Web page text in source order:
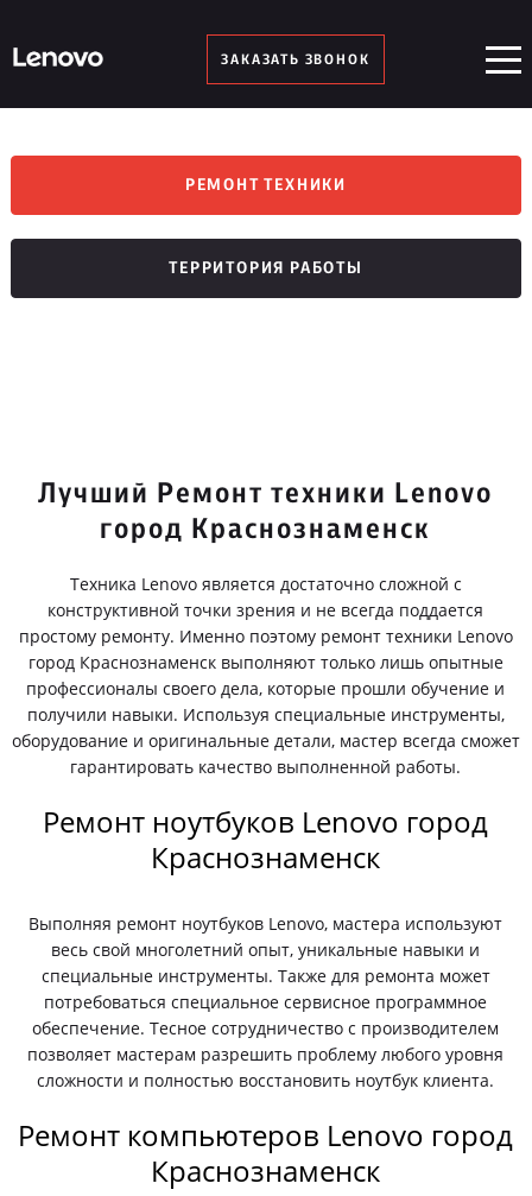
ЗАКАЗАТЬ ЗВОНОК
РЕМОНТ ТЕХНИКИ
ТЕРРИТОРИЯ РАБОТЫ
Лучший Ремонт техники Lenovo
город Краснознаменск
Техника Lenovo является достаточно сложной с
конструктивной точки зрения и не всегда поддается
простому ремонту. Именно поэтому ремонт техники Lenovo
город Краснознаменск выполняют только лишь опытные
профессионалы своего дела, которые прошли обучение и
получили навыки. Используя специальные инструменты,
оборудование и оригинальные детали, мастер всегда сможет
гарантировать качество выполненной работы.
Ремонт ноутбуков Lenovo город
Краснознаменск
Выполняя ремонт ноутбуков Lenovo, мастера используют
весь свой многолетний опыт, уникальные навыки и
специальные инструменты. Также для ремонта может
потребоваться специальное сервисное программное
обеспечение. Тесное сотрудничество с производителем
позволяет мастерам разрешить проблему любого уровня
сложности и полностью восстановить ноутбук клиента.
Ремонт компьютеров Lenovo город
Краснознаменск